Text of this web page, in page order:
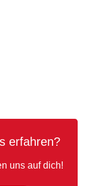
erfahren?
uns auf dich!